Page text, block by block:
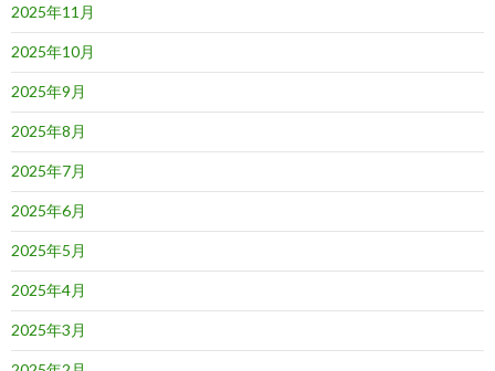
2025年11月
2025年10月
2025年9月
2025年8月
2025年7月
2025年6月
2025年5月
2025年4月
2025年3月